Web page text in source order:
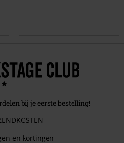
bij je eerste bestelling!
en kortingen